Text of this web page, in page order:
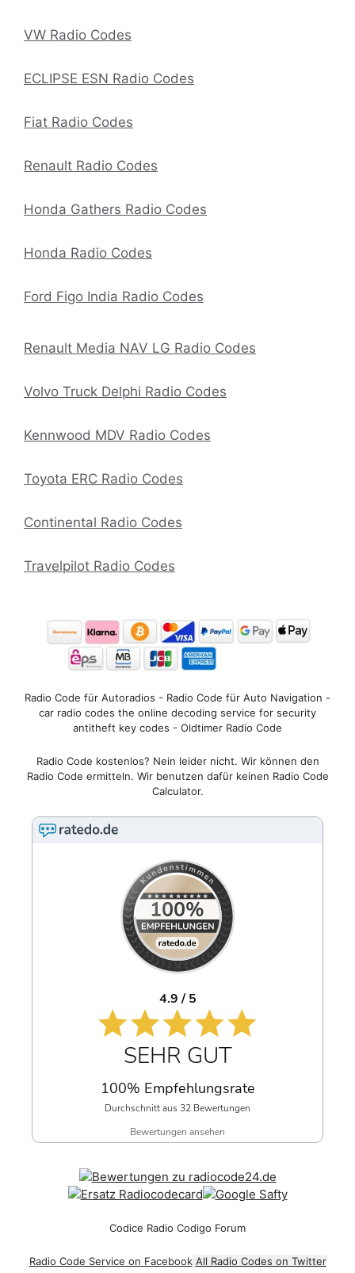
VW Radio Codes
ECLIPSE ESN Radio Codes
Fiat Radio Codes
Renault Radio Codes
Honda Gathers Radio Codes
Honda Radio Codes
Ford Figo India Radio Codes
Renault Media NAV LG Radio Codes
Volvo Truck Delphi Radio Codes
Kennwood MDV Radio Codes
Toyota ERC Radio Codes
Continental Radio Codes
Travelpilot Radio Codes
Radio Code für Autoradios - Radio Code für Auto Navigation -
car radio codes the online decoding service for security
antitheft key codes - Oldtimer Radio Code
Radio Code kostenlos? Nein leider nicht. Wir können den
Radio Code ermitteln. Wir benutzen dafür keinen Radio Code
Calculator.
4.9 / 5
SEHR GUT
100% Empfehlungsrate
Durchschnitt aus 32 Bewertungen
Bewertungen ansehen
Codice Radio Codigo Forum
Radio Code Service on Facebook All Radio Codes on Twitter